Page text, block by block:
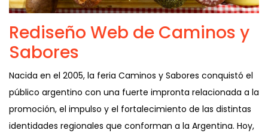
Rediseño Web de Caminos y
Sabores
Nacida en el 2005, la feria Caminos y Sabores conquistó el
público argentino con una fuerte impronta relacionada a la
promoción, el impulso y el fortalecimiento de las distintas
identidades regionales que conforman a la Argentina. Hoy,